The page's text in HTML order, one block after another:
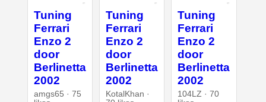
Tuning
Ferrari
Enzo 2
door
Berlinetta
2002
amgs65 · 75
Tuning
Ferrari
Enzo 2
door
Berlinetta
2002
KotalKhan ·
Tuning
Ferrari
Enzo 2
door
Berlinetta
2002
104LZ · 70